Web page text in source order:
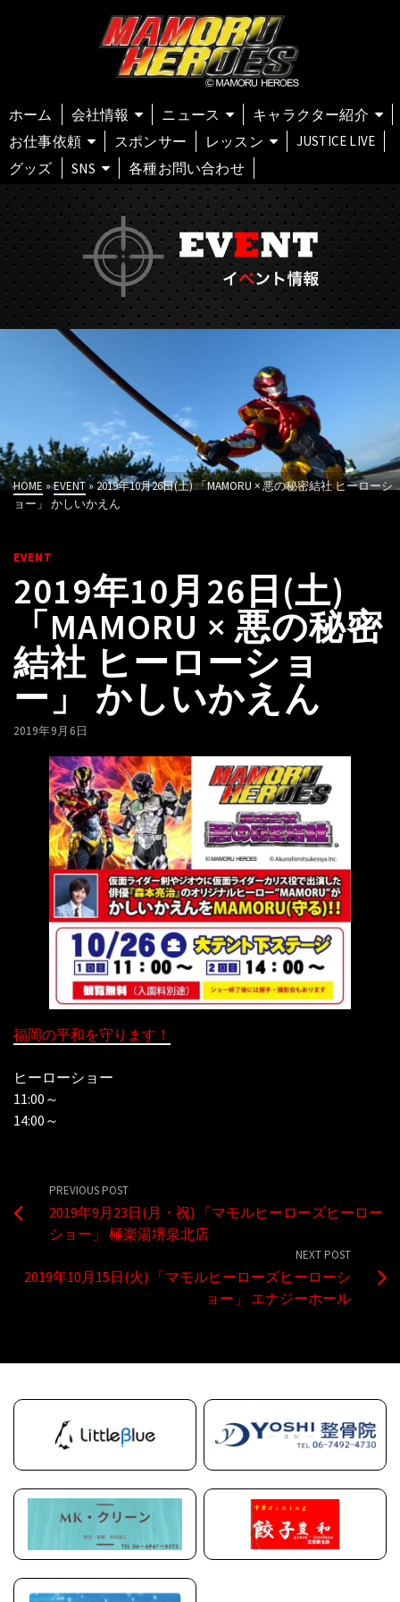
ホーム 会社情報 ニュース
キャラクター紹介
お仕事依頼
スポンサー レッスン JUSTICE LIVE
グッズ SNS 各種お問い合わせ
HOME »EVENT» 2019年10月26日(土) 「MAMORU × 悪の秘密結社 ヒーローシ
ョー」 かしいかえん
EVENT
2019年10月26日(土)
「MAMORU × 悪の秘密
結社 ヒーローショ
ー」 かしいかえん
2019年9月6日
福岡の平和を守ります！
ヒーローショー
11:00～
14:00～
PREVIOUS POST
2019年9月23日(月・祝) 「マモルヒーローズヒーロー
ショー」 極楽湯堺泉北店
NEXT POST
2019年10月15日(火) 「マモルヒーローズヒーローシ
ョー」 エナジーホール